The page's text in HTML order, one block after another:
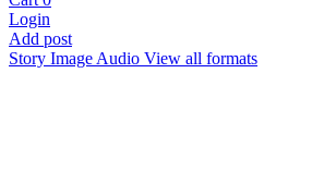
Login
Add post
Story Image Audio View all formats